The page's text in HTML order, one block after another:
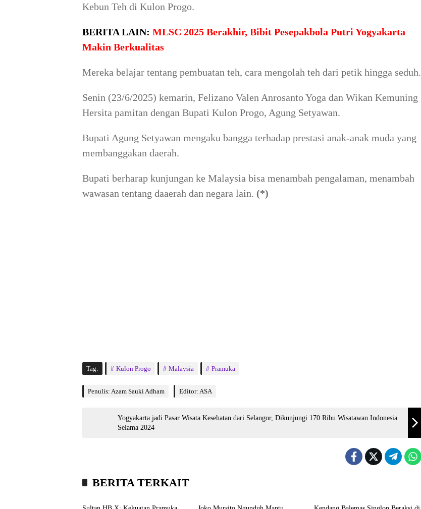
Kebun Teh di Kulon Progo.
BERITA LAIN: MLSC 2025 Berakhir, Bibit Pesepakbola Putri Yogyakarta
Makin Berkualitas
Mereka belajar tentang pembuatan teh, cara mengolah teh dari petik hingga seduh.
Senin (23/6/2025) kemarin, Felizano Valen Anrosanto Yoga dan Wikan Kemuning
Hersita pamitan dengan Bupati Kulon Progo, Agung Setyawan.
Bupati Agung Setyawan mengaku bangga terhadap prestasi anak-anak muda yang
membanggakan daerah.
Bupati berharap kunjungan ke Malaysia bisa menambah pengalaman, menambah
wawasan tentang daaerah dan negara lain. (*)
Tag: Kulon Progo Malaysia Pramuka
Penulis: Azam Sauki Adham Editor: ASA
Yogyakarta jadi Pasar Wisata Kesehatan dari Selangor, Dikunjungi 170 Ribu Wisatawan Indonesia
Selama 2024
BERITA TERKAIT
Kronika